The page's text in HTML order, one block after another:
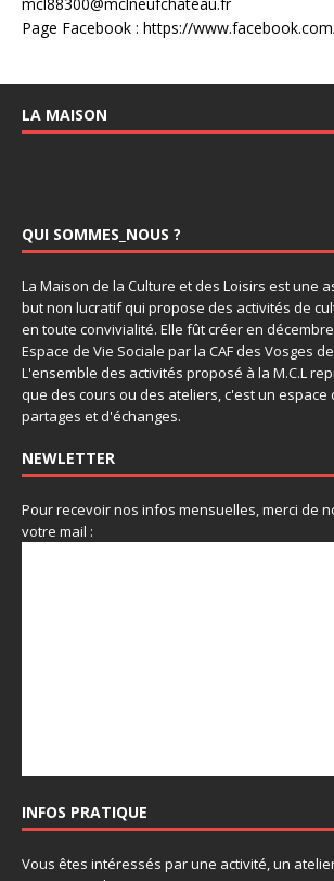
Page Facebook : https://
LA MAISON
QUI SOMMES_NOUS ?
La Maison de la Culture et des Loisirs est une
but non lucratif qui propose des activités de
en toute convivialité. Elle fût créer en
Espace de Vie Sociale par la CAF des Vosges
L'ensemble des activités proposé à la M.C.L
que des cours ou des ateliers, c'est un espace
partages et d'échanges.
NEWLETTER
Pour recevoir nos infos mensuelles, merci de
votre mail :
INFOS PRATIQUE
Vous êtes intéressés par une activité, un